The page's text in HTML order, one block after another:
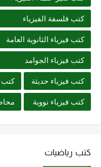
كتب فلسفة الفيزياء
كتب فيزياء الثانوية العامة
كتب فيزياء الجوامد
كتب فيزياء حديثة كتب
كتب فيزياء نووية
كتب رياضيات